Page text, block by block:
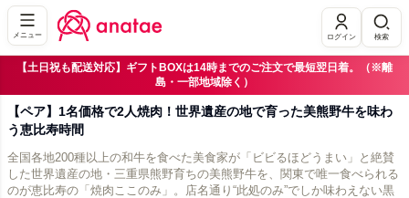
メニュー ログイン 検索
【土日祝も配送対応】ギフトBOXは14時までのご注文で最短翌日着。（※離
島・一部地域除く）
【ペア】1名価格で2人焼肉！世界遺産の地で育った美熊野牛を味わ
う恵比寿時間
全国各地200種以上の和牛を食べた美食家が「ビビるほどうまい」と絶賛
した世界遺産の地・三重県熊野育ちの美熊野牛を、関東で唯一食べられる
のが恵比寿の「焼肉ここのみ」。店名通り“此処のみ”でしか味わえない黒